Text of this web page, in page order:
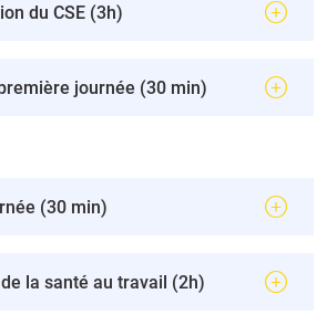
du CSE (3h)
journée (30 min)
(30 min)
la santé au travail (2h)